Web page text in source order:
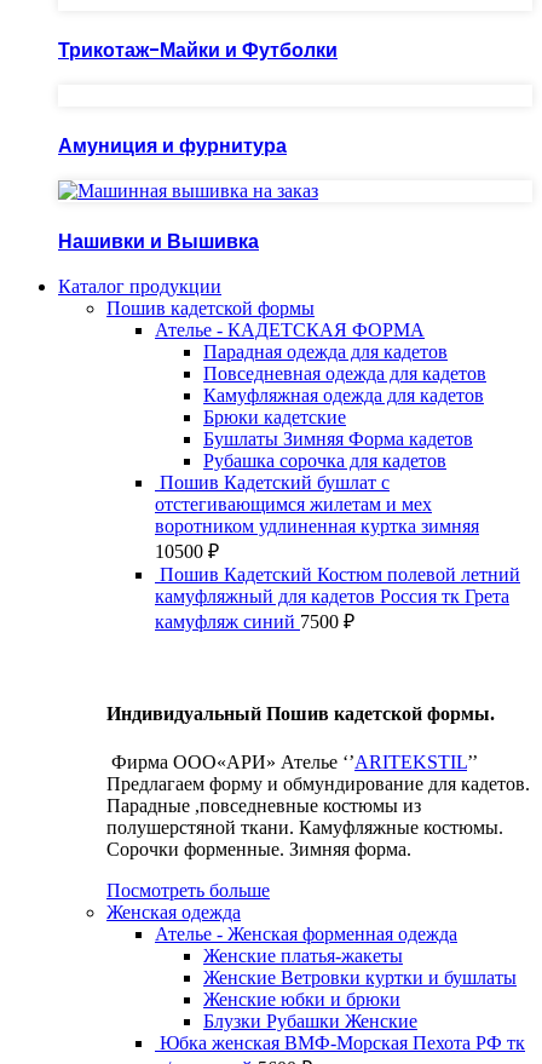
Трикотаж-Майки и Футболки
Амуниция и фурнитура
Нашивки и Вышивка
Каталог продукции
Пошив кадетской формы
Ателье - КАДЕТСКАЯ ФОРМА
Парадная одежда для кадетов
Повседневная одежда для кадетов
Камуфляжная одежда для кадетов
Брюки кадетские
Бушлаты Зимняя Форма кадетов
Рубашка сорочка для кадетов
Пошив Кадетский бушлат с
отстегивающимся жилетам и мех
воротником удлиненная куртка зимняя
10500 ₽
Пошив Кадетский Костюм полевой летний
камуфляжный для кадетов Россия тк Грета
камуфляж синий 7500 ₽
Индивидуальный Пошив кадетской формы.
Фирма ООО«АРИ» Ателье ‘’ARITEKSTIL’’
Предлагаем форму и обмундирование для кадетов.
Парадные ,повседневные костюмы из
полушерстяной ткани. Камуфляжные костюмы.
Сорочки форменные. Зимняя форма.
Посмотреть больше
Женская одежда
Ателье - Женская форменная одежда
Женские платья-жакеты
Женские Ветровки куртки и бушлаты
Женские юбки и брюки
Блузки Рубашки Женские
Юбка женская ВМФ-Морская Пехота РФ тк